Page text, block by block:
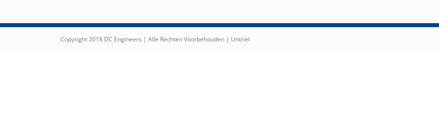
Copyright 2018 DC Engineers | Alle Rechten Voorbehouden | Untriel